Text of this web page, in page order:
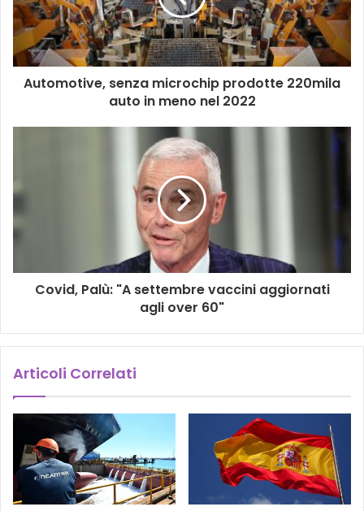
Automotive, senza microchip prodotte 220mila
auto in meno nel 2022
Covid, Palù: "A settembre vaccini aggiornati
agli over 60"
Articoli Correlati